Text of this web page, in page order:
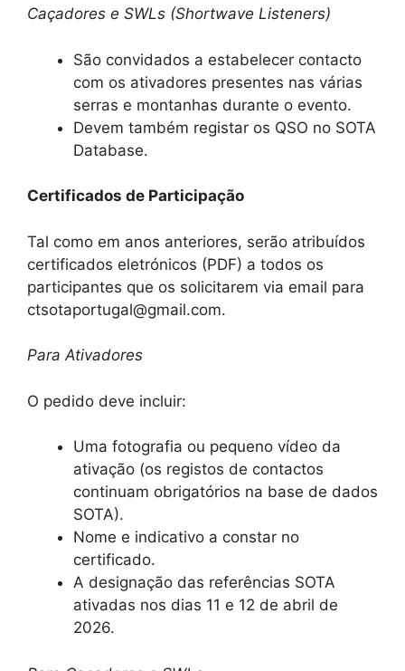
Caçadores e SWLs (Shortwave Listeners)
São convidados a estabelecer contacto
com os ativadores presentes nas várias
serras e montanhas durante o evento.
Devem também registar os QSO no SOTA
Database.
Certificados de Participação
Tal como em anos anteriores, serão atribuídos
certificados eletrónicos (PDF) a todos os
participantes que os solicitarem via email para
ctsotaportugal@gmail.com.
Para Ativadores
O pedido deve incluir:
Uma fotografia ou pequeno vídeo da
ativação (os registos de contactos
continuam obrigatórios na base de dados
SOTA).
Nome e indicativo a constar no
certificado.
A designação das referências SOTA
ativadas nos dias 11 e 12 de abril de
2026.